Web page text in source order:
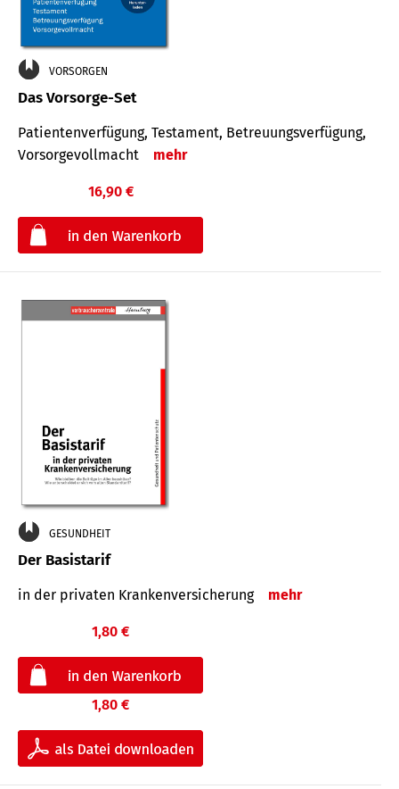
VORSORGEN
Das Vorsorge-Set
Patienten­ver­fügung, Testa­ment, Be­treuungs­verfü­gung,
Vor­sorge­voll­macht
mehr
16,90 €
GESUNDHEIT
Der Basistarif
in der privaten Kran­ken­ver­siche­rung mehr
1,80 €
1,80 €